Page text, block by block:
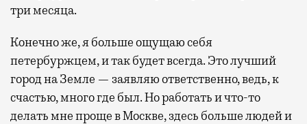
три месяца.
Конечно же, я больше ощущаю себя
петербуржцем, и так будет всегда. Это лучший
город на Земле — заявляю ответственно, ведь, к
счастью, много где был. Но работать и что-то
делать мне проще в Москве, здесь больше людей и